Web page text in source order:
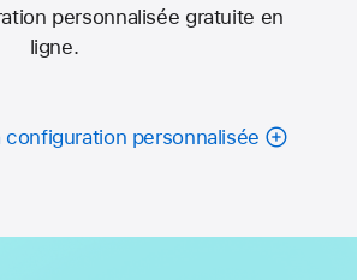
personnalisée gratuite en
ligne.
configuration personnalisée